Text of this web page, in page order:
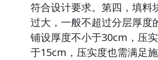
符合设计要求。第四，填料
过大，一般不超过分层厚度
铺设厚度不小于30cm，压
于15cm，压实度也需满足